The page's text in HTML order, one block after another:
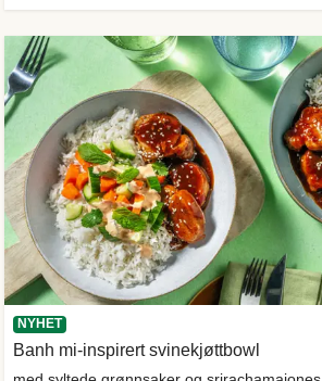
NYHET
Banh mi-inspirert svinekjøttbowl